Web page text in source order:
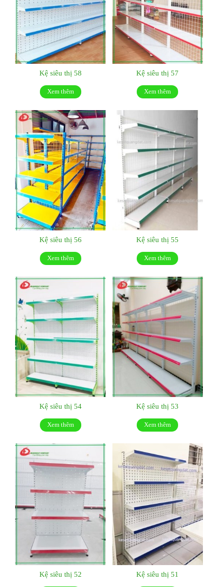
Kệ siêu thị 58
Xem thêm
Kệ siêu thị 57
Xem thêm
Kệ siêu thị 56
Xem thêm
Kệ siêu thị 55
Xem thêm
Kệ siêu thị 54
Xem thêm
Kệ siêu thị 53
Xem thêm
Kệ siêu thị 52 Kệ siêu thị 51